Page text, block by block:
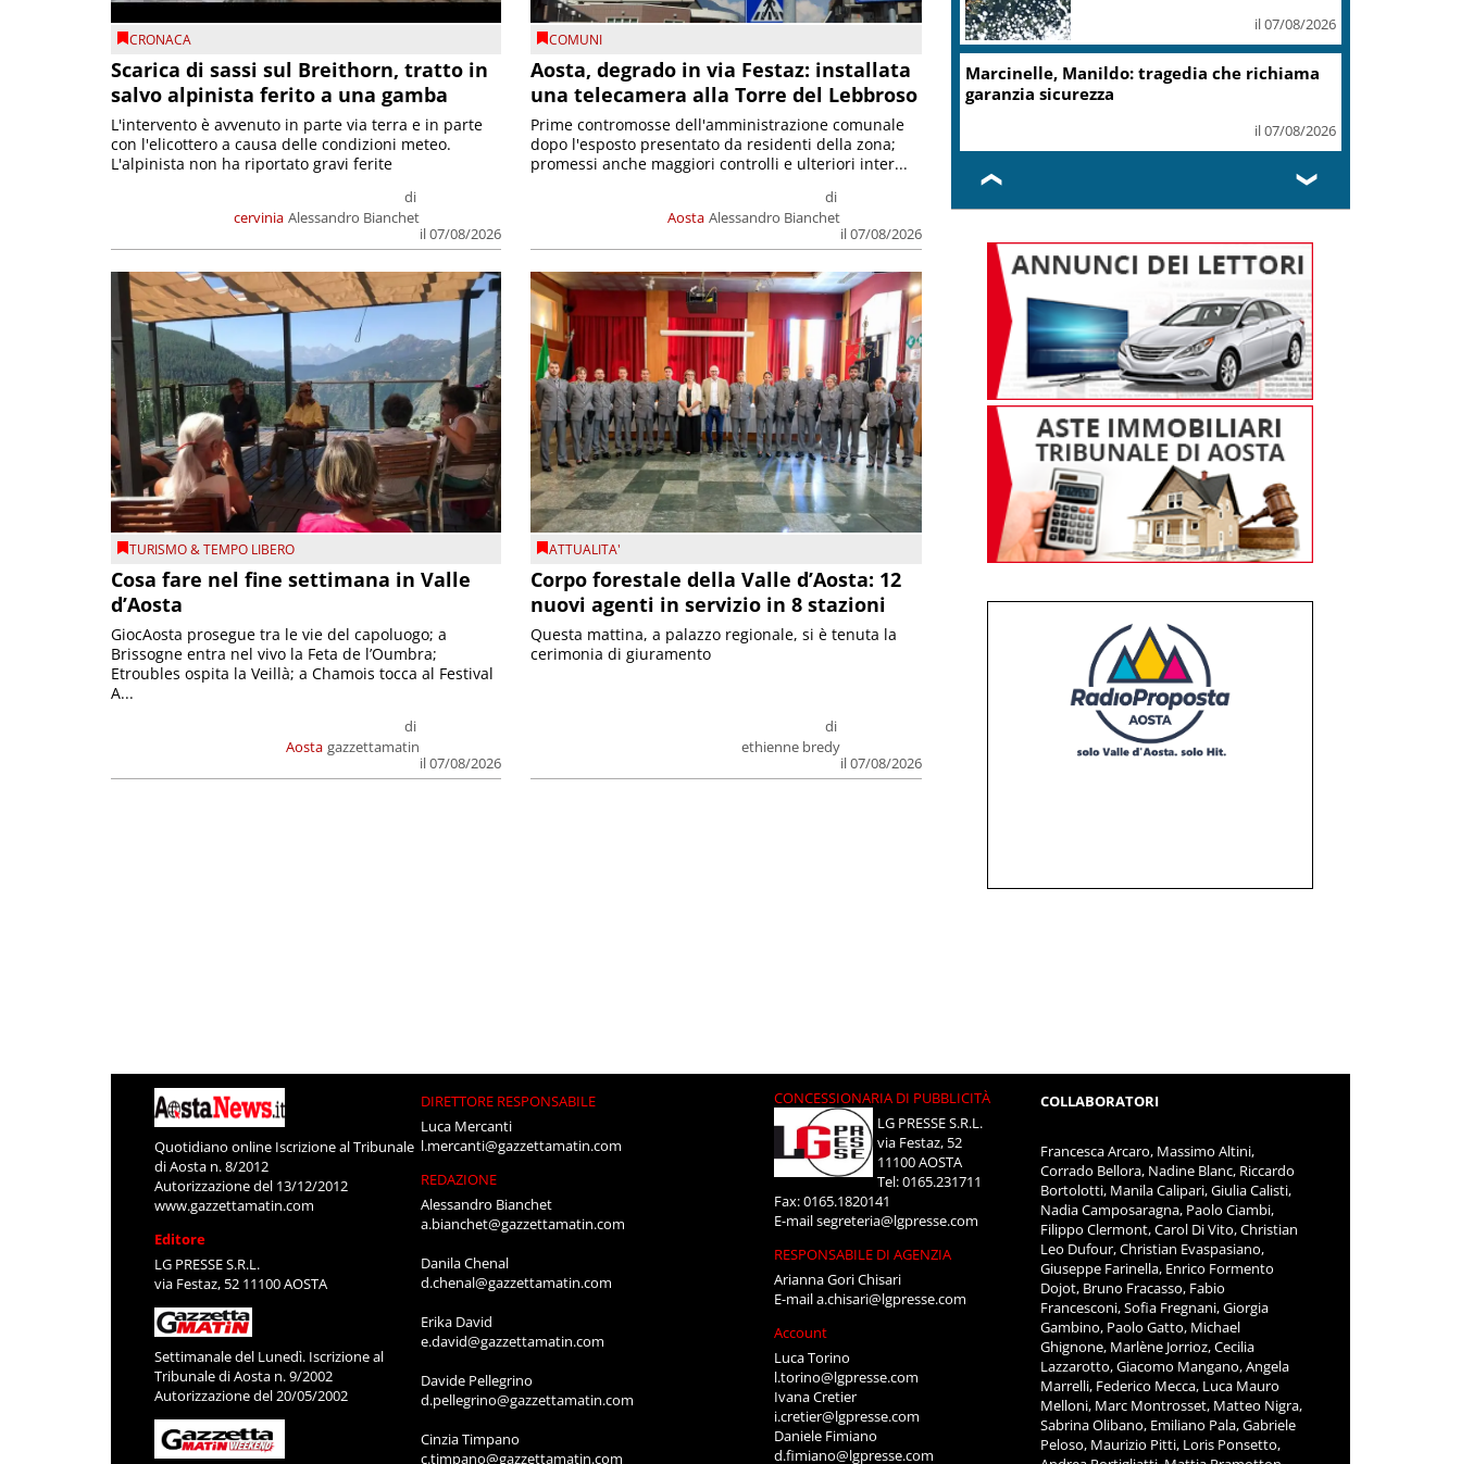
CRONACA
Scarica di sassi sul Breithorn, tratto in
salvo alpinista ferito a una gamba
cervinia
di
Alessandro Bianchet
il 07/08/2026
L'intervento è avvenuto in parte via terra e in parte
con l'elicottero a causa delle condizioni meteo.
L'alpinista non ha riportato gravi ferite
COMUNI
Aosta, degrado in via Festaz: installata
una telecamera alla Torre del Lebbroso
Aosta
di
Alessandro Bianchet
il 07/08/2026
Prime contromosse dell'amministrazione comunale
dopo l'esposto presentato da residenti della zona;
promessi anche maggiori controlli e ulteriori inter...
TURISMO & TEMPO LIBERO
Cosa fare nel fine settimana in Valle
d’Aosta
Aosta
di
gazzettamatin
il 07/08/2026
GiocAosta prosegue tra le vie del capoluogo; a
Brissogne entra nel vivo la Feta de l’Oumbra;
Etroubles ospita la Veillà; a Chamois tocca al Festival
A...
ATTUALITA'
Corpo forestale della Valle d’Aosta: 12
nuovi agenti in servizio in 8 stazioni
di
ethienne bredy
il 07/08/2026
Questa mattina, a palazzo regionale, si è tenuta la
cerimonia di giuramento
il 07/08/2026
Marcinelle, Manildo: tragedia che richiama
garanzia sicurezza
il 07/08/2026
❮ ❯
Quotidiano online Iscrizione al Tribunale
di Aosta n. 8/2012
Autorizzazione del 13/12/2012
www.gazzettamatin.com
Editore
LG PRESSE S.R.L.
via Festaz, 52 11100 AOSTA
Settimanale del Lunedì. Iscrizione al
Tribunale di Aosta n. 9/2002
Autorizzazione del 20/05/2002
DIRETTORE RESPONSABILE
Luca Mercanti
l.mercanti@gazzettamatin.com
REDAZIONE
Alessandro Bianchet
a.bianchet@gazzettamatin.com
Danila Chenal
d.chenal@gazzettamatin.com
Erika David
e.david@gazzettamatin.com
Davide Pellegrino
d.pellegrino@gazzettamatin.com
Cinzia Timpano
c.timpano@gazzettamatin.com
CONCESSIONARIA DI PUBBLICITÀ
LG PRESSE S.R.L.
via Festaz, 52
11100 AOSTA
Tel: 0165.231711
Fax: 0165.1820141
E-mailsegreteria@lgpresse.com
RESPONSABILE DI AGENZIA
Arianna Gori Chisari
E-maila.chisari@lgpresse.com
Account
Luca Torino
l.torino@lgpresse.com
Ivana Cretier
i.cretier@lgpresse.com
Daniele Fimiano
d.fimiano@lgpresse.com
COLLABORATORI
Francesca Arcaro, Massimo Altini,
Corrado Bellora, Nadine Blanc, Riccardo
Bortolotti, Manila Calipari, Giulia Calisti,
Nadia Camposaragna, Paolo Ciambi,
Filippo Clermont, Carol Di Vito, Christian
Leo Dufour, Christian Evaspasiano,
Giuseppe Farinella, Enrico Formento
Dojot, Bruno Fracasso, Fabio
Francesconi, Sofia Fregnani, Giorgia
Gambino, Paolo Gatto, Michael
Ghignone, Marlène Jorrioz, Cecilia
Lazzarotto, Giacomo Mangano, Angela
Marrelli, Federico Mecca, Luca Mauro
Melloni, Marc Montrosset, Matteo Nigra,
Sabrina Olibano, Emiliano Pala, Gabriele
Peloso, Maurizio Pitti, Loris Ponsetto,